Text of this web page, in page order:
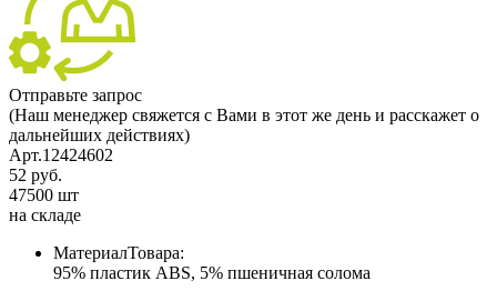
Отправьте запрос
(Наш менеджер свяжется с Вами в этот же день и расскажет о
дальнейших действиях)
Арт.12424602
52 руб.
47500 шт
на складе
МатериалТовара:
95% пластик ABS, 5% пшеничная солома